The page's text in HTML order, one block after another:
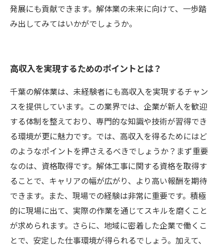
発展にも貢献できます。解体業の未来に向けて、一歩踏
み出してみてはいかがでしょうか。
高収入を実現するためのポイントとは？
千葉の解体業は、未経験者にも高収入を実現するチャン
スを提供しています。この業界では、企業が新人を歓迎
する体制を整えており、専門的な知識や技術が習得でき
る環境が更に魅力です。では、高収入を得るためにはど
のようなポイントを押さえるべきでしょうか？まず重要
なのは、資格取得です。解体工事に関する資格を取得す
ることで、キャリアの幅が広がり、より高い報酬を期待
できます。また、現場での経験は非常に重要です。積極
的に現場に出て、実際の作業を通じてスキルを磨くこと
が求められます。さらに、地域に密着した企業で働くこ
とで、安定した仕事環境が得られるでしょう。加えて、